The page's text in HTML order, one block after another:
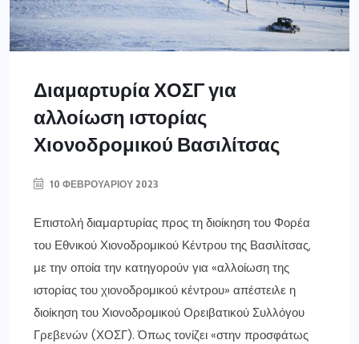
Διαμαρτυρία ΧΟΣΓ για
αλλοίωση ιστορίας
Χιονοδρομικού Βασιλίτσας
10 ΦΕΒΡΟΥΑΡΊΟΥ 2023
Επιστολή διαμαρτυρίας προς τη διοίκηση του Φορέα
του Εθνικού Χιονοδρομικού Κέντρου της Βασιλίτσας,
με την οποία την κατηγορούν για «αλλοίωση της
ιστορίας του χιονοδρομικού κέντρου» απέστειλε η
διοίκηση του Χιονοδρομικού Ορειβατικού Συλλόγου
Γρεβενών (ΧΟΣΓ). Όπως τονίζει «στην προσφάτως